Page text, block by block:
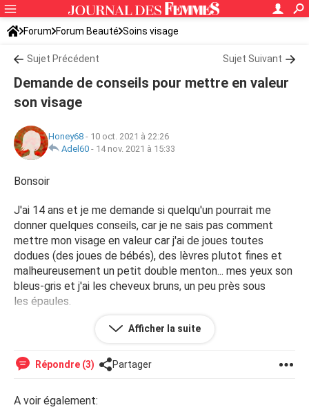
Forum Forum Beauté Soins visage
Sujet Précédent Sujet Suivant
Demande de conseils pour mettre en valeur
son visage
Honey68 - 10 oct. 2021 à 22:26
Adel60 - 14 nov. 2021 à 15:33
Bonsoir
J'ai 14 ans et je me demande si quelqu'un pourrait me
donner quelques conseils, car je ne sais pas comment
mettre mon visage en valeur car j'ai de joues toutes
dodues (des joues de bébés), des lèvres plutot fines et
malheureusement un petit double menton... mes yeux son
bleus-gris et j'ai les cheveux bruns, un peu près sous
les épaules.
Cerait-ce possible de recevoir des conseils pour pouvoir
Merci d'avance
Afficher la suite
Répondre (3) Partager
A voir également: